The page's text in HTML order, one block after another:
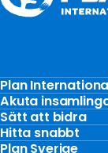
Plan
Stöd
Vårt
Akuta
Akut insamling Gaza
Akut insamling
Sätt att bidra
Gåvoshop
Hitta snabbt
Kontakta oss
Plan Sverige